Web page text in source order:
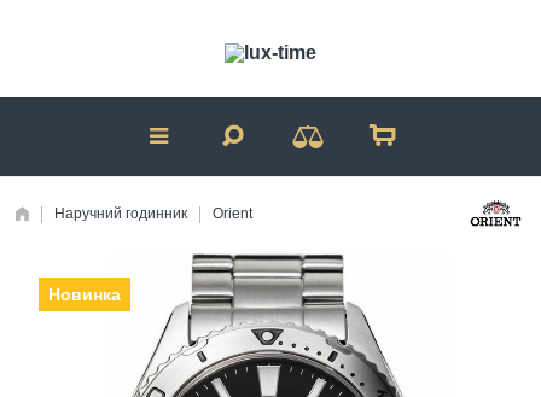
Наручний годинник Orient
Новинка